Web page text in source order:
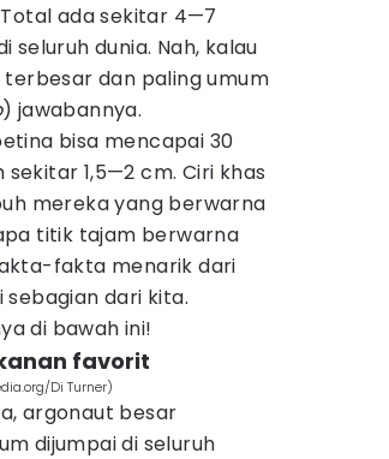
ada sekitar 4—7
dunia. Nah, kalau
dan paling umum
) jawabannya.
bisa mencapai 30
1,5—2 cm. Ciri khas
mereka yang berwarna
titik tajam berwarna
fakta menarik dari
sebagian dari kita.
di bawah ini!
favorit
Di Turner)
argonaut besar
dijumpai di seluruh